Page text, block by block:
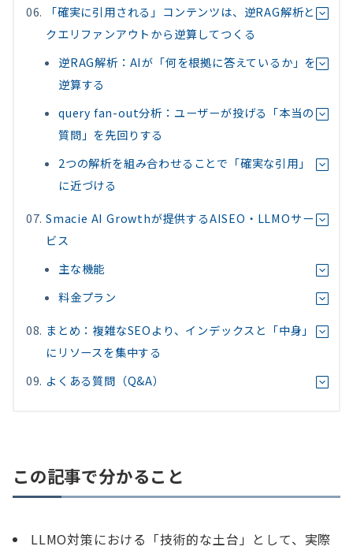
「確実に引用される」コンテンツは、逆RAG解析と
クエリファンアウトから逆算してつくる
逆RAG解析：AIが「何を根拠に答えているか」を
逆算する
query fan-out分析：ユーザーが投げる「本当の
質問」を先回りする
2つの解析を組み合わせることで「確実な引用」
に近づける
Smacie AI Growthが提供するAISEO・LLMOサー
ビス
主な機能
料金プラン
まとめ：複雑なSEOより、インデックスと「中身」
にリソースを集中する
よくある質問（Q&A）
この記事で分かること
LLMO対策における「技術的な土台」として、実際